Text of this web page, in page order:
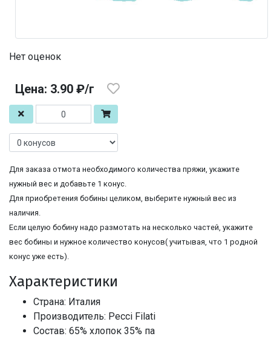
Нет оценок
Цена: 3.90 ₽/г
Для заказа отмота необходимого количества пряжи, укажите
нужный вес и добавьте 1 конус.
Для приобретения бобины целиком, выберите нужный вес из
наличия.
Если целую бобину надо размотать на несколько частей, укажите
вес бобины и нужное количество конусов( учитывая, что 1 родной
конус уже есть).
Характеристики
Страна: Италия
Производитель: Pecci Filati
Состав: 65% хлопок 35% па